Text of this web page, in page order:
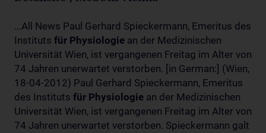
...All News Paul Gerhard Spieckermann, Emeritus des
Instituts für Physiologie an der Medizinischen
Universität Wien, ist vergangenen Freitag im Alter von
74 Jahren unerwartet verstorben. [in German:] (Wien,
18-04-2012) Paul Gerhard Spieckermann, Emeritus
des Instituts für Physiologie an der Medizinischen
Universität Wien, ist vergangenen Freitag im Alter von
74 Jahren unerwartet verstorben. Spieckermann galt